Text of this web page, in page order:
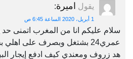
يقول اميرة:
1 أبريل، 2020 الساعة 6:45 ص
سلام عليكم انا من المغرب اتمنى
عمري24 بشتغل وبصرف على
هد زروف ومعندي كيف ادفع إيجار